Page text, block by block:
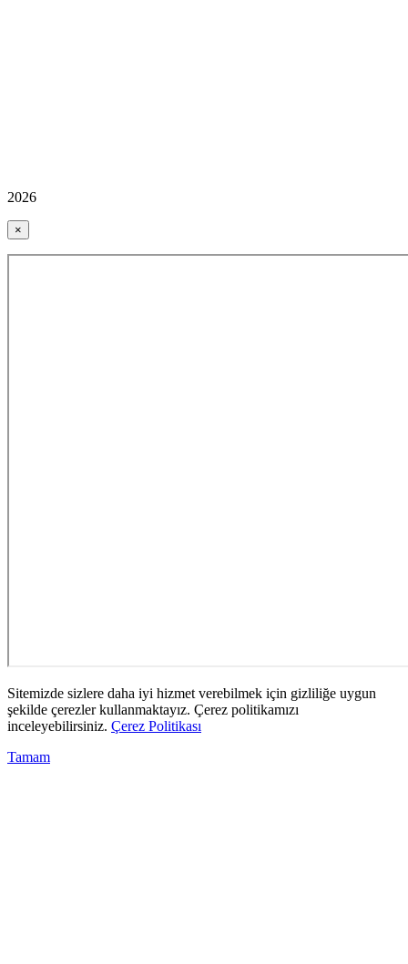
2026
×
Sitemizde sizlere daha iyi hizmet verebilmek için gizliliğe uygun
şekilde çerezler kullanmaktayız. Çerez politikamızı
inceleyebilirsiniz. Çerez Politikası
Tamam